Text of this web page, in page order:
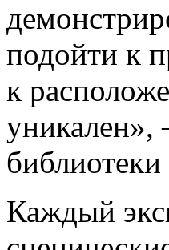
подойти к
к
уникален»,
Каждый